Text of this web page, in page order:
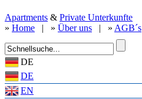
Apartments & Private Unterkunfte
» Home | » Über uns | » AGB´s
DE
DE
EN